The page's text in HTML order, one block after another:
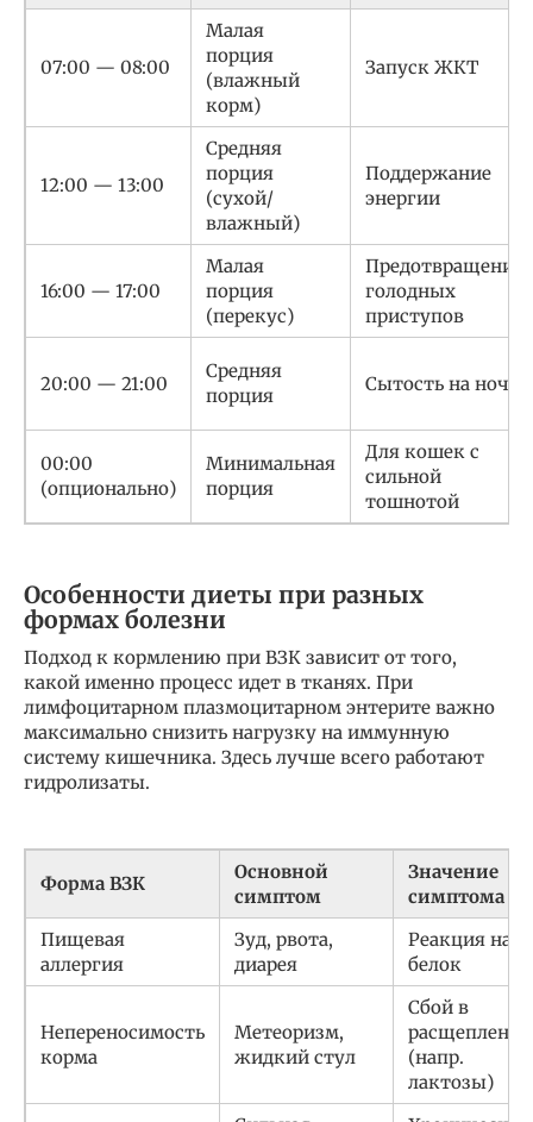
07:00 — 08:00
Малая
порция
(влажный
корм)
Запуск ЖКТ
12:00 — 13:00
Средняя
порция
(сухой/
влажный)
Поддержание
энергии
16:00 — 17:00
Малая
порция
(перекус)
Предотвращение
голодных
приступов
20:00 — 21:00
Средняя
порция
Сытость на ночь
00:00
(опционально)
Минимальная
порция
Для кошек с
сильной
тошнотой
Особенности диеты при разных
формах болезни
Подход к кормлению при ВЗК зависит от того,
какой именно процесс идет в тканях. При
лимфоцитарном плазмоцитарном энтерите важно
максимально снизить нагрузку на иммунную
систему кишечника. Здесь лучше всего работают
гидролизаты.
Форма ВЗК
Основной
симптом
Значение
симптома
Пищевая
аллергия
Зуд, рвота,
диарея
Реакция на
белок
Непереносимость
корма
Метеоризм,
жидкий стул
Сбой в
расщеплении
(напр.
лактозы)